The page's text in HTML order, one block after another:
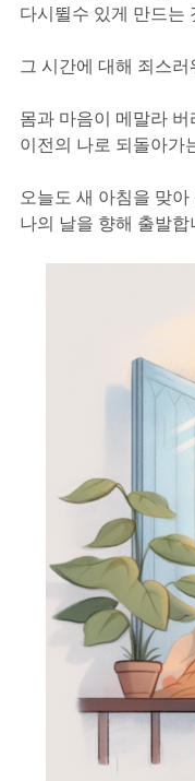
다시뛸수 있게 만드는
그 시간에 대해 죄스러
몸과 마음이 메말라 버
이전의 나로 되돌아가
오늘도 새 아침을 맞
나의 날을 향해 출발합